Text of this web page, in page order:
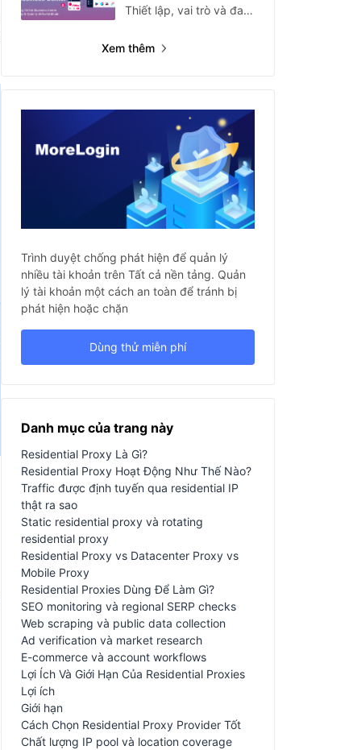
Thiết lập, vai trò và đa
Xem thêm
Trình duyệt chống phát hiện để quản lý
nhiều tài khoản trên Tất cả nền tảng. Quản
lý tài khoản một cách an toàn để tránh bị
phát hiện hoặc chặn
Dùng thử miễn phí
Danh mục của trang này
Residential Proxy Là Gì?
Residential Proxy Hoạt Động Như Thế Nào?
Traffic được định tuyến qua residential IP
thật ra sao
Static residential proxy và rotating
residential proxy
Residential Proxy vs Datacenter Proxy vs
Mobile Proxy
Residential Proxies Dùng Để Làm Gì?
SEO monitoring và regional SERP checks
Web scraping và public data collection
Ad verification và market research
E-commerce và account workflows
Lợi Ích Và Giới Hạn Của Residential Proxies
Lợi ích
Giới hạn
Cách Chọn Residential Proxy Provider Tốt
Chất lượng IP pool và location coverage